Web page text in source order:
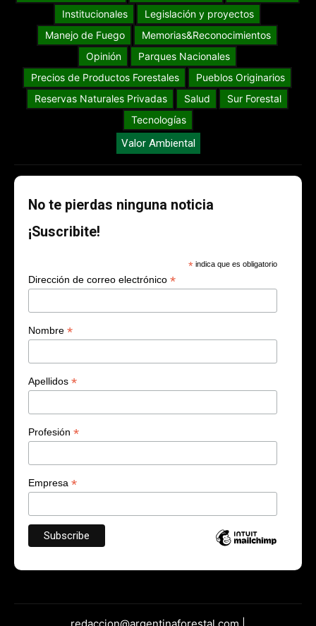
Institucionales
Legislación y proyectos
Manejo de Fuego
Memorias&Reconocimientos
Opinión
Parques Nacionales
Precios de Productos Forestales
Pueblos Originarios
Reservas Naturales Privadas
Salud
Sur Forestal
Tecnologías
Valor Ambiental
No te pierdas ninguna noticia
¡Suscribite!
* indica que es obligatorio
Dirección de correo electrónico *
Nombre *
Apellidos *
Profesión *
Empresa *